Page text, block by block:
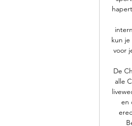
kun
voor
De
alle
en